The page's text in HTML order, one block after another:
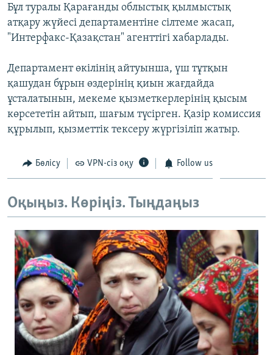
Русский
Басқа тілдерде
Бұл туралы Қарағанды облыстық қылмыстық
атқару жүйесі департаментіне сілтеме жасап,
"Интерфакс-Қазақстан" агенттігі хабарлады.
Департамент өкілінің айтуынша, үш тұтқын
қашудан бұрын өздерінің қиын жағдайда
ұсталатынын, мекеме қызметкерлерінің қысым
көрсететін айтып, шағым түсірген. Қазір комиссия
құрылып, қызметтік тексеру жүргізіліп жатыр.
Бөлісу VPN-сіз оқу Follow us
Оқыңыз. Көріңіз. Тыңдаңыз